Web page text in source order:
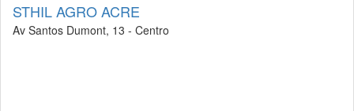
STHIL AGRO ACRE
Av Santos Dumont, 13 - Centro